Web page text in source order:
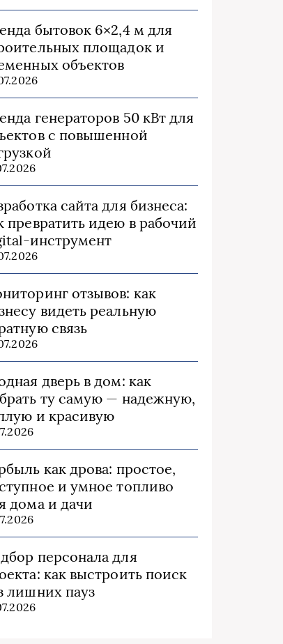
бытовок 6×2,4 м для
площадок и
объектов
генераторов 50 кВт для
с повышенной
сайта для бизнеса:
превратить идею в рабочий
инструмент
отзывов: как
видеть реальную
связь
дверь в дом: как
ту самую — надежную,
и красивую
как дрова: простое,
и умное топливо
дома и дачи
персонала для
как выстроить поиск
лишних пауз